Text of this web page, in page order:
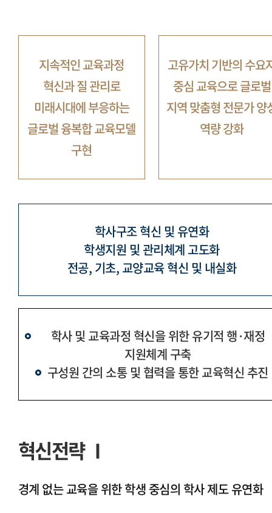
지속적인 교육과정
혁신과 질 관리로
미래시대에 부응하는
글로벌 융복합 교육모델
구현
고유가치 기반의 수요
중심 교육으로글로벌
지역 맞춤형 전문가 양
역량 강화
학사구조 혁신 및 유연화
학생지원 및 관리체계 고도화
전공, 기초, 교양교육 혁신 및 내실화
학사 및 교육과정 혁신을 위한 유기적 행·재정
지원체계 구축
구성원 간의 소통 및 협력을 통한 교육혁신 추진
혁신전략 Ⅰ
경계 없는 교육을 위한 학생 중심의 학사 제도 유연화